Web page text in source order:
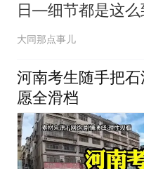
日—细节都是这么
大同那点事儿
河南考生随手把
愿全滑档